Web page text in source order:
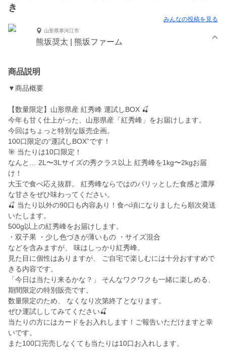
き
みんなの投稿を見る
山形県寒河江市
熊坂奨太 | 熊坂ファーム
商品説明
▼商品概要
【数量限定】山形県産 紅秀峰 運試しBOX 🍒
今年も甘く仕上がった、山形県産「紅秀峰」をお届けします。
今回はちょっと特別な販売企画。
100口限定の“運試しBOX”です！
🎯 当たりは10口限定！
なんと… 2L〜3Lサイズの秀クラス以上 紅秀峰を1kg〜2kgお届
け！
大玉で食べ応え抜群。 紅秀峰ならではのパリッとした食感と濃厚
な甘さをぜひ味わってください。
🍒 当たり以外の90口も内容あり！食べ頃になりましたら順次発送
いたします。
500g以上の紅秀峰をお届けします。
・双子果 ・少し色づきが薄いもの ・サイズ混合
などを含みますが、 味はしっかり紅秀峰。
見た目に個性はありますが、 ご自宅で楽しむには十分おすすめで
きる内容です。
「今日は当たり来るかな？」 そんなワクワクも一緒に楽しめる、
期間限定の特別販売です。
数量限定のため、 なくなり次第終了となります。
ぜひ運試ししてみてください🍒
当たりの方にはカードをお入れします！ご報告いただけますと幸
いです。
また100口完売しなくても当たりは10口お入れします。